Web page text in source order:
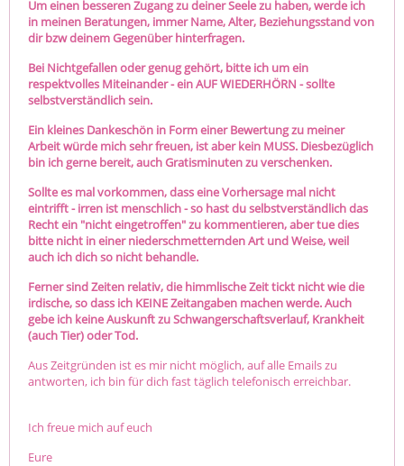
Um einen besseren Zugang zu deiner Seele zu haben, werde ich
in meinen Beratungen, immer Name, Alter, Beziehungsstand von
dir bzw deinem Gegenüber hinterfragen.
Bei Nichtgefallen oder genug gehört, bitte ich um ein
respektvolles Miteinander - ein AUF WIEDERHÖRN - sollte
selbstverständlich sein.
Ein kleines Dankeschön in Form einer Bewertung zu meiner
Arbeit würde mich sehr freuen, ist aber kein MUSS. Diesbezüglich
bin ich gerne bereit, auch Gratisminuten zu verschenken.
Sollte es mal vorkommen, dass eine Vorhersage mal nicht
eintrifft - irren ist menschlich - so hast du selbstverständlich das
Recht ein "nicht eingetroffen" zu kommentieren, aber tue dies
bitte nicht in einer niederschmetternden Art und Weise, weil
auch ich dich so nicht behandle.
Ferner sind Zeiten relativ, die himmlische Zeit tickt nicht wie die
irdische, so dass ich KEINE Zeitangaben machen werde. Auch
gebe ich keine Auskunft zu Schwangerschaftsverlauf, Krankheit
(auch Tier) oder Tod.
Aus Zeitgründen ist es mir nicht möglich, auf alle Emails zu
antworten, ich bin für dich fast täglich telefonisch erreichbar.
Ich freue mich auf euch
Eure